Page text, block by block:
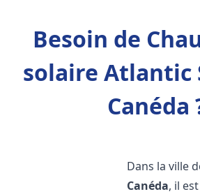
Besoin de
solaire Atlantic
Canéda
Dans la ville
Canéda, il